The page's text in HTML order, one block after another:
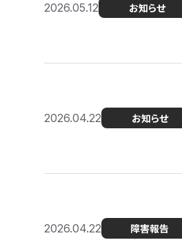
2026.05.12 お知らせ
2026.04.22 お知らせ
2026.04.22 障害報告